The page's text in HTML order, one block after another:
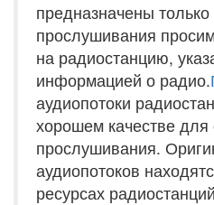
предназначены
прослушивания
на радиостанцию,
информацией о радио.
аудиопотоки
хорошем качестве для
прослушивания.
аудиопотоков
ресурсах